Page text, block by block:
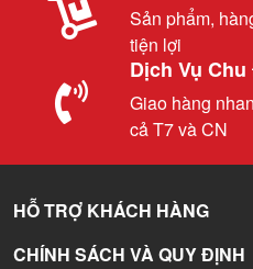
Sản phẩm,
tiện lợi
Dịch Vụ
Giao hàng
cả T7 và CN
HỖ TRỢ KHÁCH HÀNG
CHÍNH SÁCH VÀ QUY ĐỊNH